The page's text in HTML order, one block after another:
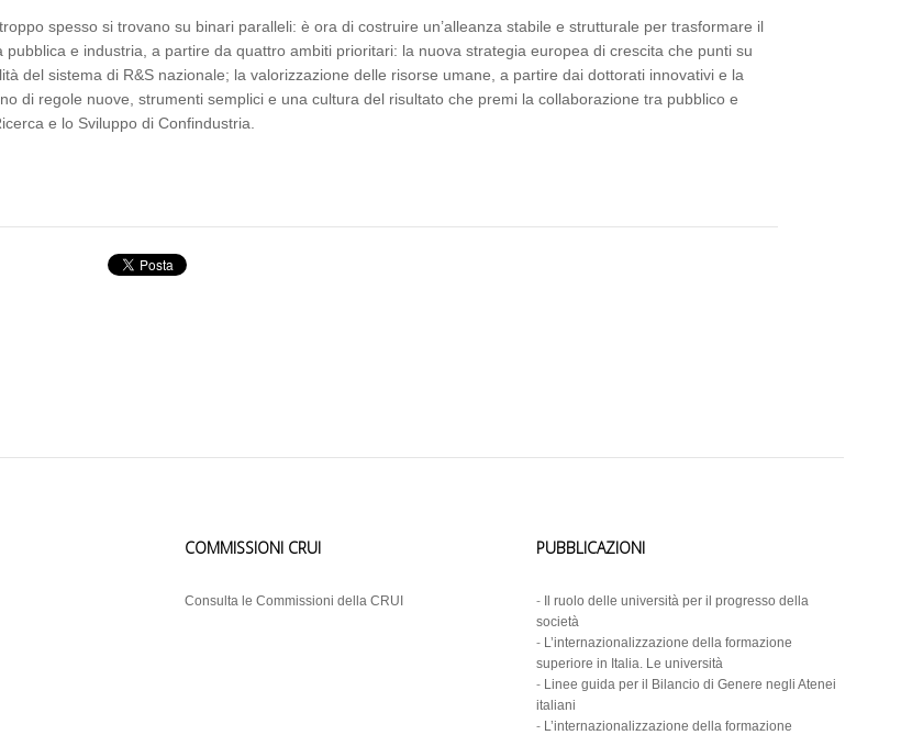
spesso si trovano su binari paralleli: è ora di costruire un’alleanza stabile e strutturale per trasformare il
e industria, a partire da quattro ambiti prioritari: la nuova strategia europea di crescita che punti su
del sistema di R&S nazionale; la valorizzazione delle risorse umane, a partire dai dottorati innovativi e la
di regole nuove, strumenti semplici e una cultura del risultato che premi la collaborazione tra pubblico e
e lo Sviluppo di Confindustria.
COMMISSIONI CRUI
Consulta le Commissioni della CRUI
PUBBLICAZIONI
-
Il ruolo delle università per il progresso della
società
- L’internazionalizzazione della formazione
superiore in Italia. Le università
- Linee guida per il Bilancio di Genere negli Atenei
italiani
- L’internazionalizzazione della formazione